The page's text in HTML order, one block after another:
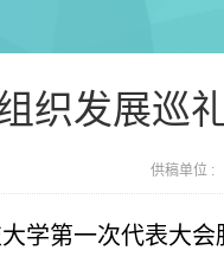
织发展
供稿单位 :
学第一次代表大